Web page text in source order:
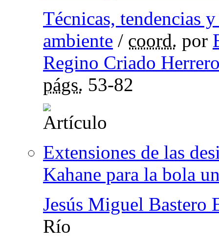
Técnicas, tendencias
ambiente / coord. por
Regino Criado
págs. 53-82
Extensiones de las
Kahane para la bola
Jesús Miguel Bastero
Río